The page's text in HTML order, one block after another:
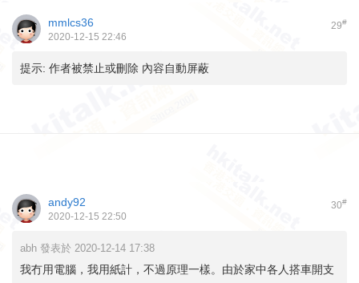
29#
mmlcs36
2020-12-15 22:46
提示: 作者被禁止或刪除 內容自動屏蔽
30#
andy92
2020-12-15 22:50
abh 發表於 2020-12-14 17:38
我冇用電腦，我用紙計，不過原理一樣。由於家中各人搭車開支